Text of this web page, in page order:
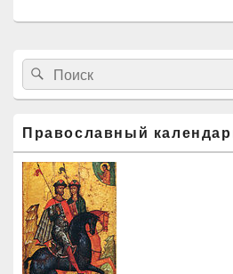
Область
основной
боковой
панели
Найти:Поиск
Православный